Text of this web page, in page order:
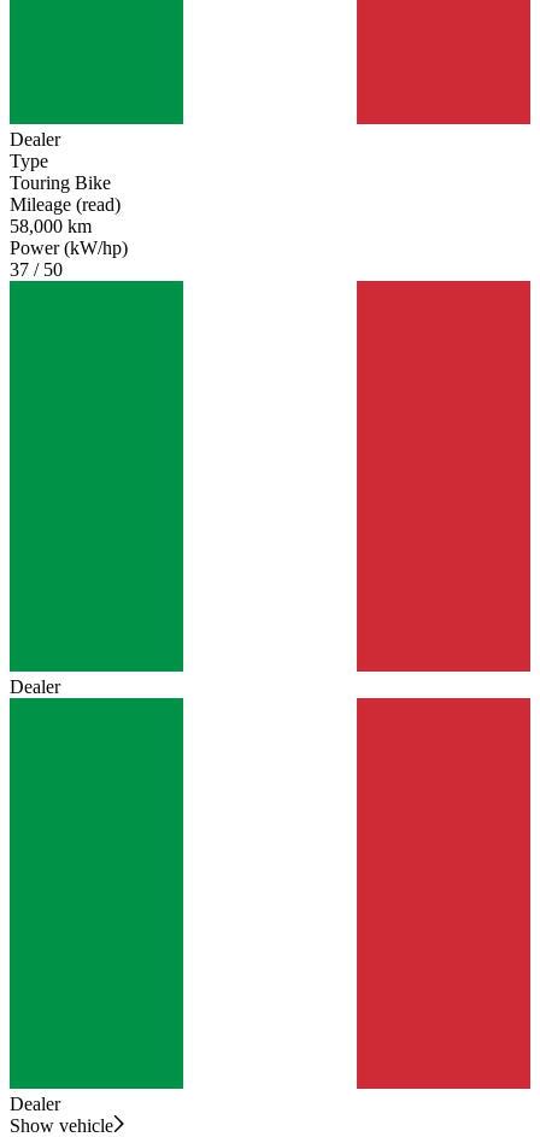
Dealer
Type
Touring Bike
Mileage (read)
58,000 km
Power (kW/hp)
37 / 50
Dealer
Dealer
Show vehicle